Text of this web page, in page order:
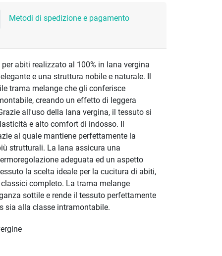
Metodi di spedizione e pagamento
abiti realizzato al 100% in lana vergina
e una struttura nobile e naturale. Il
trama melange che gli conferisce
creando un effetto di leggera
all'uso della lana vergina, il tessuto si
e alto comfort di indosso. Il
al quale mantiene perfettamente la
strutturali. La lana assicura una
adeguata ed un aspetto
la scelta ideale per la cucitura di abiti,
completo. La trama melange
sottile e rende il tessuto perfettamente
sia alla classe intramontabile.